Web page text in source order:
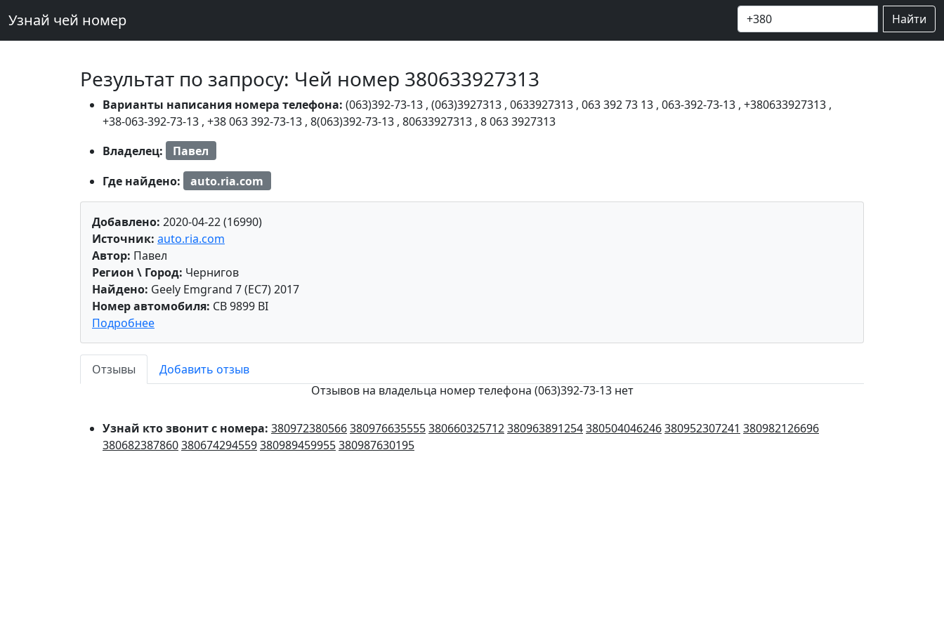
Узнай чей номер Найти
Результат по запросу: Чей номер 380633927313
Варианты написания номера телефона: (063)392-73-13 , (063)3927313 , 0633927313 , 063 392 73 13 , 063-392-73-13 , +380633927313 ,
+38-063-392-73-13 , +38 063 392-73-13 , 8(063)392-73-13 , 80633927313 , 8 063 3927313
Владелец:
Павел
Где найдено:
auto.ria.com
Добавлено: 2020-04-22 (16990)
Источник: auto.ria.com
Автор: Павел
Регион \ Город: Чернигов
Найдено: Geely Emgrand 7 (EC7) 2017
Номер автомобиля: CB 9899 BI
Подробнее
Отзывы
Добавить отзыв
Отзывов на владельца номер телефона (063)392-73-13 нет
Узнай кто звонит с номера: 380972380566380976635555380660325712380963891254380504046246380952307241 380982126696
380682387860380674294559380989459955380987630195